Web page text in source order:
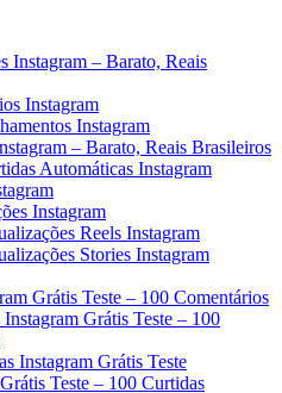
Instagram – Barato, Reais
Instagram
Instagram
– Barato, Reais Brasileiros
Automáticas Instagram
Instagram
Reels Instagram
Stories Instagram
Grátis Teste – 100 Comentários
Grátis Teste – 100
Instagram Grátis Teste
Teste – 100 Curtidas